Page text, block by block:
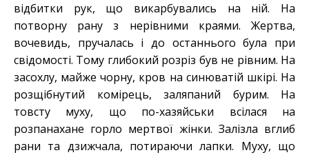
відбитки рук, що викарбувались на ній. На
потворну рану з нерівними краями. Жертва,
вочевидь, пручалась і до останнього була при
свідомості. Тому глибокий розріз був не рівним. На
засохлу, майже чорну, кров на синюватій шкірі. На
розщібнутий комірець, заляпаний бурим. На
товсту муху, що по-хазяйськи всілася на
розпанахане горло мертвої жінки. Залізла вглиб
рани та дзижчала, потираючи лапки. Муху, що